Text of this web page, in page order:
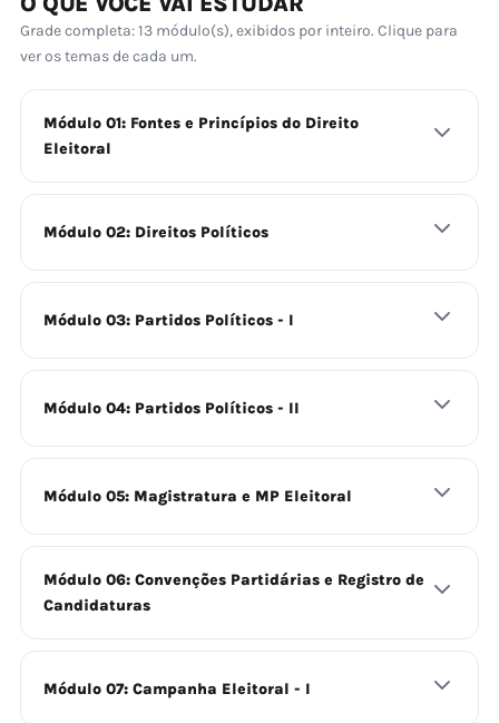
Grade completa: 13 módulo(s), exibidos por inteiro. Clique para
ver os temas de cada um.
Módulo 01: Fontes e Princípios do Direito
Eleitoral
Módulo 02: Direitos Políticos
Módulo 03: Partidos Políticos - I
Módulo 04: Partidos Políticos - II
Módulo 05: Magistratura e MP Eleitoral
Módulo 06: Convenções Partidárias e Registro de
Candidaturas
Módulo 07: Campanha Eleitoral - I